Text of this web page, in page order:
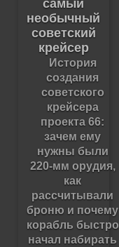
самый
необычный
советский
крейсер
История
создания
советского
крейсера
проекта 66:
зачем ему
нужны были
220-мм орудия,
как
рассчитывали
броню и почему
корабль быстро
начал набирать